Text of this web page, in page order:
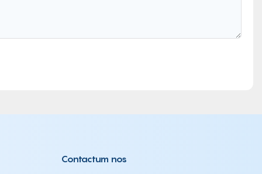
Contactum nos